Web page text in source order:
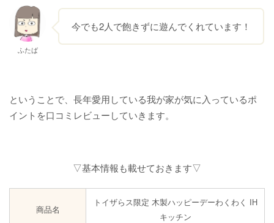
ふたば
今でも2人で飽きずに遊んでくれています！
ということで、長年愛用している我が家が気に入っているポ
イントを口コミレビューしていきます。
▽基本情報も載せておきます▽
商品名
トイザらス限定 木製ハッピーデーわくわく IH
キッチン